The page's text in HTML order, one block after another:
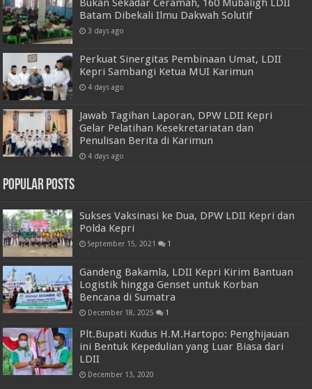
Bukan Sekadar Ceramah, 160 Mubaligh LDII
Batam Dibekali Ilmu Dakwah Solutif
3 days ago
Perkuat Sinergitas Pembinaan Umat, LDII
Kepri Sambangi Ketua MUI Karimun
4 days ago
Jawab Tagihan Laporan, DPW LDII Kepri
Gelar Pelatihan Kesekretariatan dan
Penulisan Berita di Karimun
4 days ago
Popular Posts
Sukses Vaksinasi ke Dua, DPW LDII Kepri dan
Polda Kepri
September 15, 2021 1
Gandeng Bakamla, LDII Kepri Kirim Bantuan
Logistik hingga Genset untuk Korban
Bencana di Sumatra
December 18, 2025 1
Plt.Bupati Kudus H.M.Hartopo: Penghijauan
ini Bentuk Kepedulian yang Luar Biasa dari
LDII
December 13, 2020